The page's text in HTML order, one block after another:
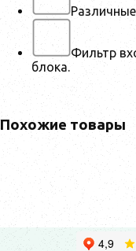
Фильтр
блока.
Похожие товары